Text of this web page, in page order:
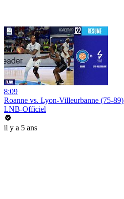
8:09
Roanne vs. Lyon-Villeurbanne (75-
LNB-Officiel
il y a 5 ans